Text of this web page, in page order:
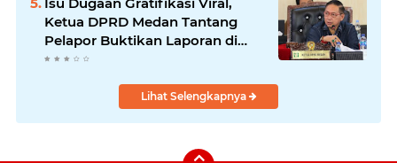
Ketua DPRD Medan Tantang
Pelapor Buktikan Laporan di
KPK dan Kejagung
Lihat Selengkapnya